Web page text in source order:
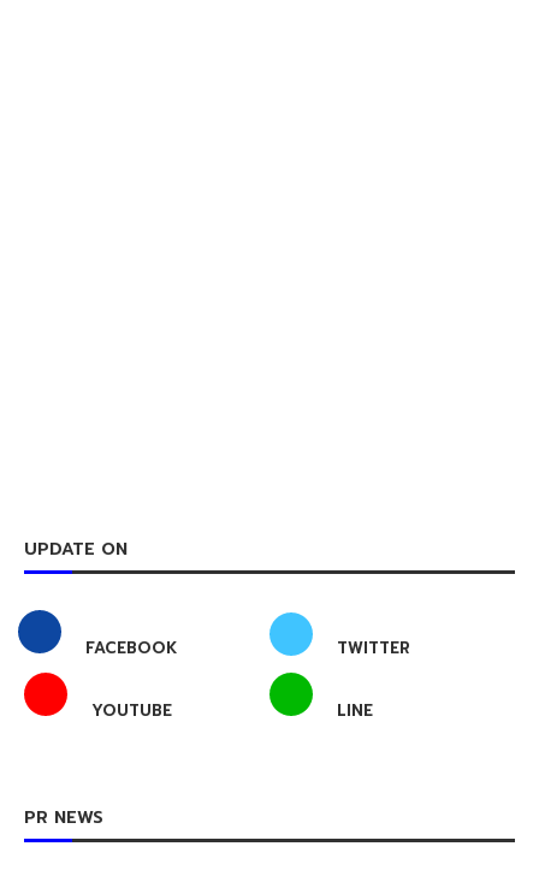
UPDATE ON
FACEBOOK TWITTER
YOUTUBE LINE
PR NEWS